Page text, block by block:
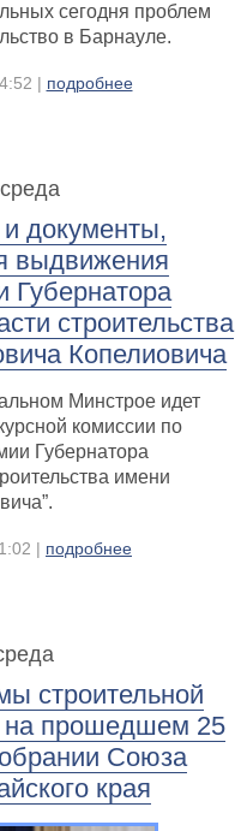
сегодня проблем
в Барнауле.
| подробнее
документы,
выдвижения
Губернатора
строительства
Копелиовича
Минстрое идет
комиссии по
Губернатора
имени
| подробнее
строительной
на прошедшем 25
Союза
края